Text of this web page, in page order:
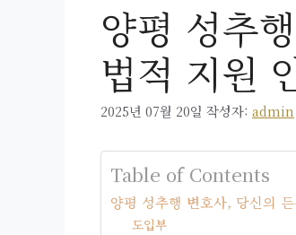
양평 성추
법적 지원
2025년 07월 20일 작성자: admin
Table of Contents
양평 성추행 변호사, 당신의
도입부